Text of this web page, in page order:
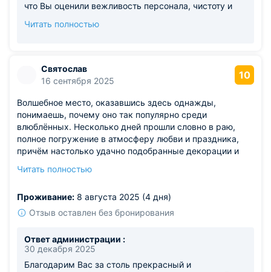
что Вы оценили вежливость персонала, чистоту и
живописный вид с балкона, дарящий аромат елей.
Вас самые лучшие впечатления. Зона барбекю и
очаг действительно являются приятным
нетерпением ждать новой встречи с Вами!
Читать полностью
Святослав
16 сентября 2025
10
Волшебное место, оказавшись здесь однажды,
понимаешь, почему оно так популярно среди
влюблённых. Несколько дней прошли словно в раю,
полное погружение в атмосферу любви и праздника,
причём настолько удачно подобранные декорации и
и ощутить счастье. Большое спасибо всей команде,
Читать полностью
Проживание: 8 августа 2025 (4 дня)
Отзыв оставлен без бронирования
Ответ администрации :
30 декабря 2025
Благодарим Вас за столь прекрасный и